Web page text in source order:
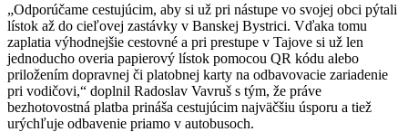
„Odporúčame cestujúcim, aby si už pri nástupe vo svojej obci pýtali
lístok až do cieľovej zastávky v Banskej Bystrici. Vďaka tomu
zaplatia výhodnejšie cestovné a pri prestupe v Tajove si už len
jednoducho overia papierový lístok pomocou QR kódu alebo
priložením dopravnej či platobnej karty na odbavovacie zariadenie
pri vodičovi,“ doplnil Radoslav Vavruš s tým, že práve
bezhotovostná platba prináša cestujúcim najväčšiu úsporu a tiež
urýchľuje odbavenie priamo v autobusoch.